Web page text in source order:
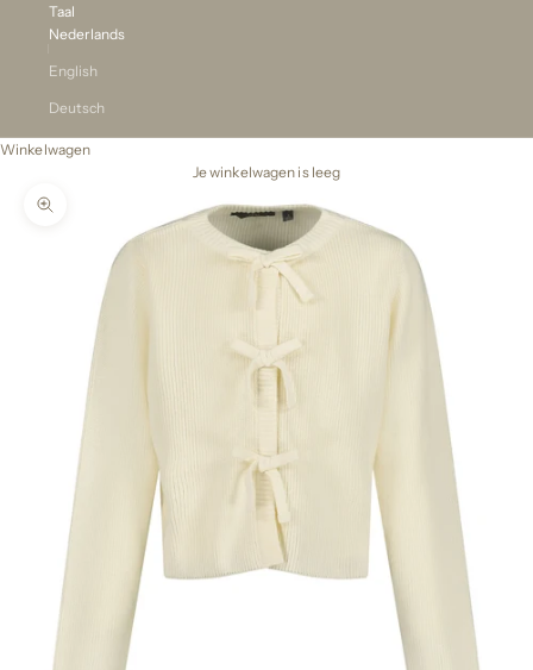
Taal
Nederlands
English
Deutsch
Winkelwagen
Je winkelwagen is leeg
In-/uitzoomen